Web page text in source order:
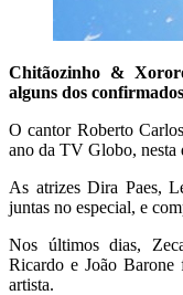
Chitãozinho &
alguns dos
O cantor Roberto
ano da TV Globo, nesta
As atrizes Dira Paes,
juntas no especial, e
Nos últimos dias,
Ricardo e João Barone
artista.